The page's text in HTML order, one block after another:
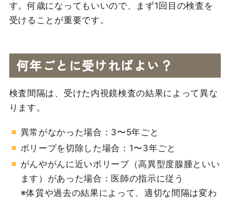
す。何歳になってもいいので、まず1回目の検査を
受けることが重要です。
何年ごとに受ければよい？
検査間隔は、受けた内視鏡検査の結果によって異な
ります。
異常がなかった場合：3〜5年ごと
ポリープを切除した場合：1〜3年ごと
がんやがんに近いポリープ（高異型度腺腫といい
ます）があった場合：医師の指示に従う
※体質や過去の結果によって、適切な間隔は変わ